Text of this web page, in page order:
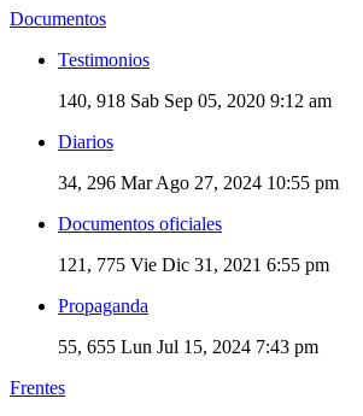
Documentos
Testimonios
140, 918 Sab Sep 05, 2020 9:12 am
Diarios
34, 296 Mar Ago 27, 2024 10:55 pm
Documentos oficiales
121, 775 Vie Dic 31, 2021 6:55 pm
Propaganda
55, 655 Lun Jul 15, 2024 7:43 pm
Frentes